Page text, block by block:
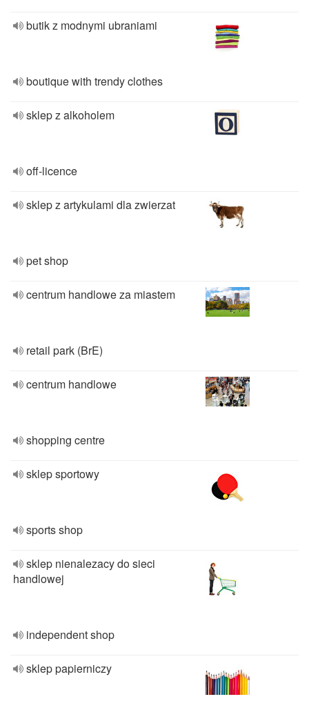
butik z modnymi ubraniami
boutique with trendy clothes
sklep z alkoholem
off-licence
sklep z artykulami dla zwierzat
pet shop
centrum handlowe za miastem
retail park (BrE)
centrum handlowe
shopping centre
sklep sportowy
sports shop
sklep nienalezacy do sieci
handlowej
independent shop
sklep papierniczy